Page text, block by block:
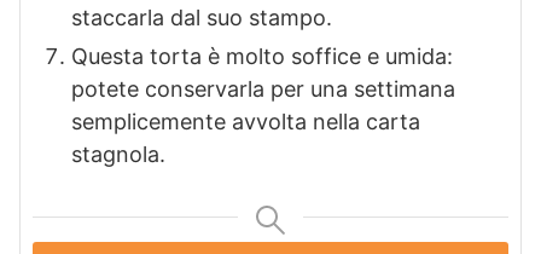
staccarla dal suo stampo.
Questa torta è molto soffice e umida:
potete conservarla per una settimana
semplicemente avvolta nella carta
stagnola.